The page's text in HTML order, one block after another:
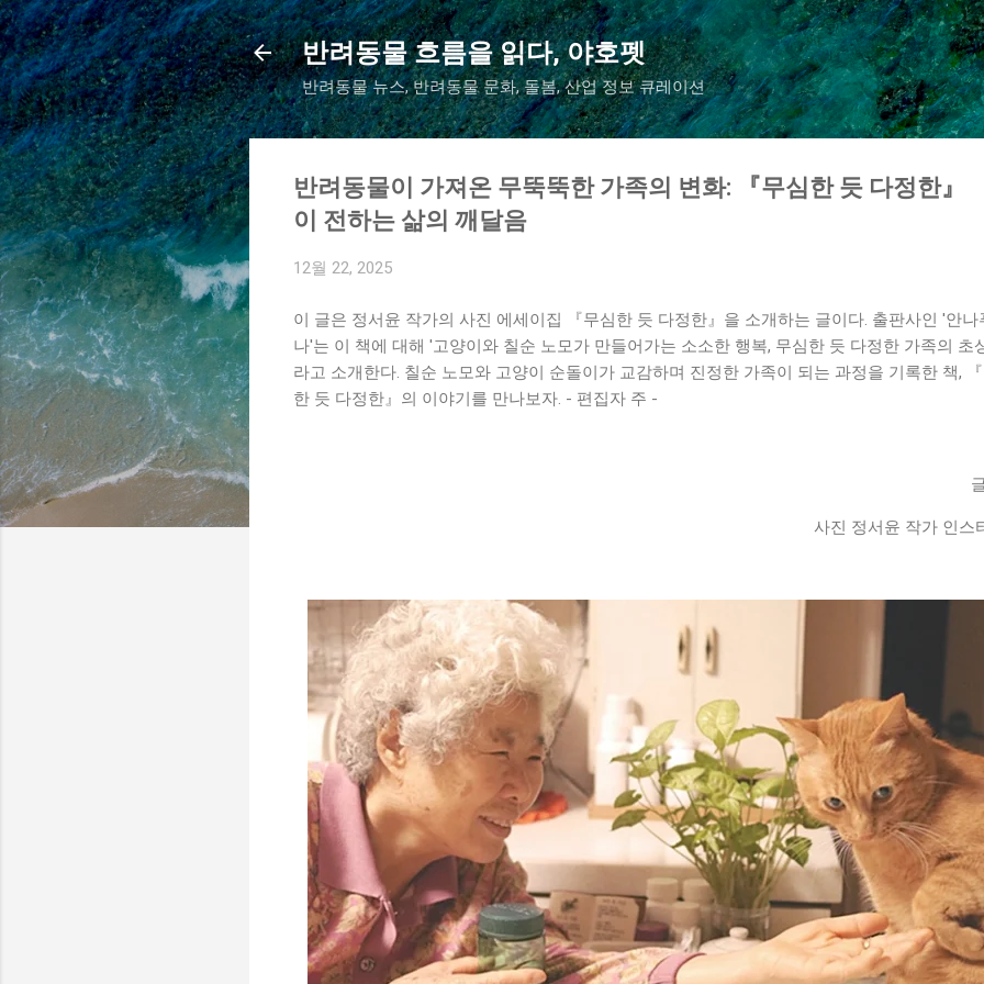
기본 콘텐츠로 건너뛰기
반려동물 흐름을 읽다, 야호펫
반려동물 뉴스, 반려동물 문화, 돌봄, 산업 정보 큐레이션
반려동물이 가져온 무뚝뚝한 가족의 변화: 『무심한 듯 다정한』
이 전하는 삶의 깨달음
12월 22, 2025
이 글은 정서윤 작가의 사진 에세이집 『무심한 듯 다정한』을 소개하는 글이다. 출판사인 '안나
나'는 이 책에 대해 '고양이와 칠순 노모가 만들어가는 소소한 행복, 무심한 듯 다정한 가족의 초
라고 소개한다. 칠순 노모와 고양이 순돌이가 교감하며 진정한 가족이 되는 과정을 기록한 책,
한 듯 다정한』의 이야기를 만나보자. - 편집자 주 -
사진 정서윤 작가 인스